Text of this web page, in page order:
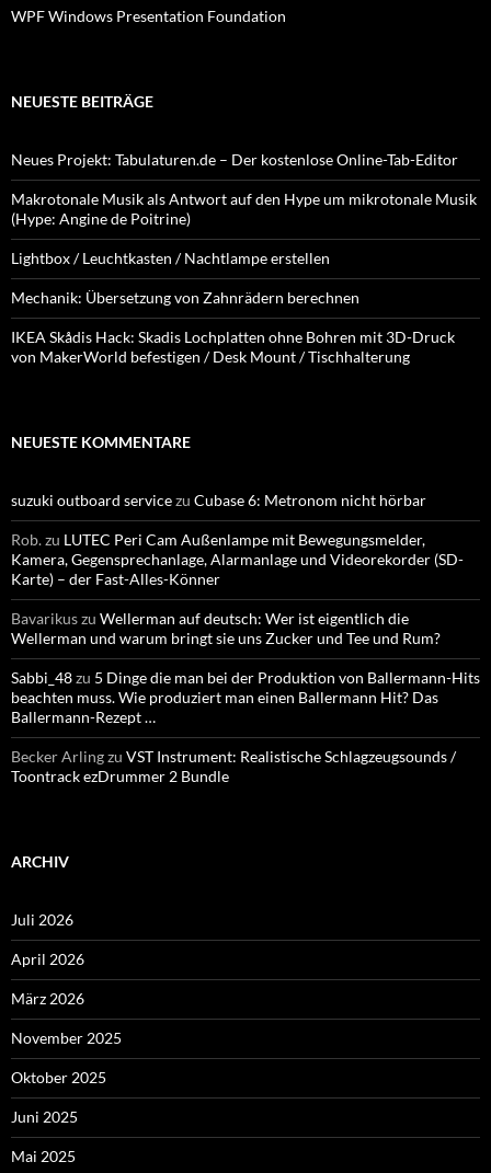
WPF Windows Presentation Foundation
NEUESTE BEITRÄGE
Neues Projekt: Tabulaturen.de – Der kostenlose Online-Tab-Editor
Makrotonale Musik als Antwort auf den Hype um mikrotonale Musik
(Hype: Angine de Poitrine)
Lightbox / Leuchtkasten / Nachtlampe erstellen
Mechanik: Übersetzung von Zahnrädern berechnen
IKEA Skådis Hack: Skadis Lochplatten ohne Bohren mit 3D-Druck
von MakerWorld befestigen / Desk Mount / Tischhalterung
NEUESTE KOMMENTARE
suzuki outboard servicezu Cubase 6: Metronom nicht hörbar
Rob.zu LUTEC Peri Cam Außenlampe mit Bewegungsmelder,
Kamera, Gegensprechanlage, Alarmanlage und Videorekorder (SD-
Karte) – der Fast-Alles-Könner
Bavarikuszu Wellerman auf deutsch: Wer ist eigentlich die
Wellerman und warum bringt sie uns Zucker und Tee und Rum?
Sabbi_48zu 5 Dinge die man bei der Produktion von Ballermann-Hits
beachten muss. Wie produziert man einen Ballermann Hit? Das
Ballermann-Rezept …
Becker Arlingzu VST Instrument: Realistische Schlagzeugsounds /
Toontrack ezDrummer 2 Bundle
ARCHIV
Juli 2026
April 2026
März 2026
November 2025
Oktober 2025
Juni 2025
Mai 2025